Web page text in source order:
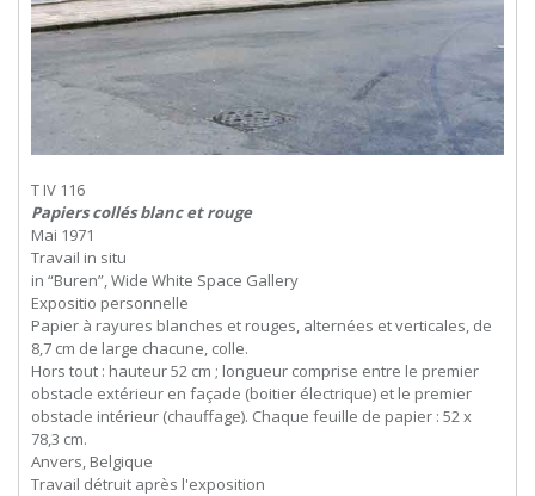
T IV 116
Papiers collés blanc et rouge
Mai 1971
Travail in situ
in “Buren”, Wide White Space Gallery
Expositio personnelle
Papier à rayures blanches et rouges, alternées et verticales, de
8,7 cm de large chacune, colle.
Hors tout : hauteur 52 cm ; longueur comprise entre le premier
obstacle extérieur en façade (boitier électrique) et le premier
obstacle intérieur (chauffage). Chaque feuille de papier : 52 x
78,3 cm.
Anvers, Belgique
Travail détruit après l'exposition